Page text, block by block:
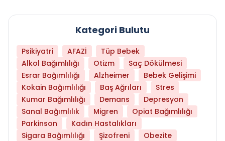
Kategori Bulutu
Psikiyatri AFAZİ
Tüp Bebek
Alkol Bağımlılığı
Otizm
Saç Dökülmesi
Esrar Bağımlılığı
Alzheimer
Bebek Gelişimi
Kokain Bağımlılığı
Baş Ağrıları
Stres
Kumar Bağımlılığı
Demans
Depresyon
Sanal Bağımlılık
Migren
Opiat Bağımlılığı
Parkinson
Kadın Hastalıkları
Sigara Bağımlılığı
Şizofreni
Obezite